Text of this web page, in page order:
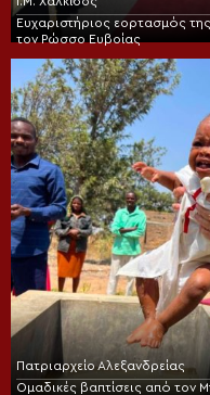
Ευχαριστήριος εορτασμός
τον Ρώσσο Ευβοίας
Πατριαρχείο Αλεξανδρείας
Ομαδικές βαπτίσεις από τον